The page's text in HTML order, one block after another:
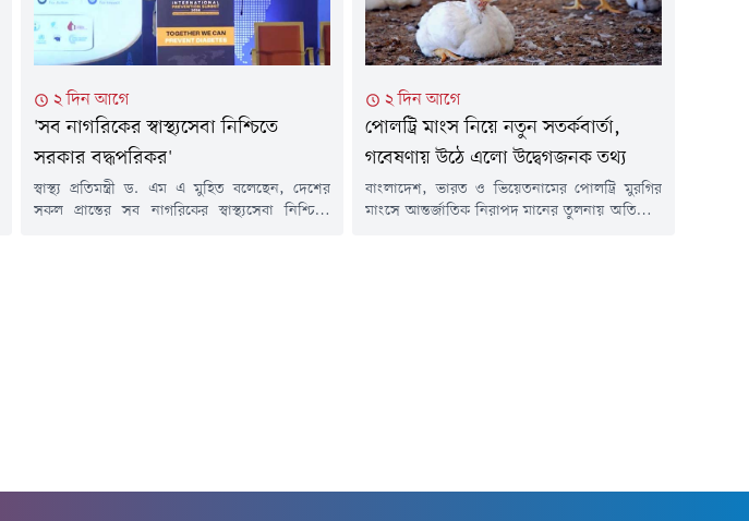
২ দিন আগে
'সব নাগরিকের স্বাস্থ্যসেবা নিশ্চিতে
সরকার বদ্ধপরিকর'
স্বাস্থ্য প্রতিমন্ত্রী ড. এম এ মুহিত বলেছেন, দেশের
সকল প্রান্তের সব নাগরিকের স্বাস্থ্যসেবা নিশ্চিতে
২ দিন আগে
পোলট্রি মাংস নিয়ে নতুন সতর্কবার্তা,
গবেষণায় উঠে এলো উদ্বেগজনক তথ্য
বাংলাদেশ, ভারত ও ভিয়েতনামের পোলট্রি মুরগির
মাংসে আন্তর্জাতিক নিরাপদ মানের তুলনায় অতিরিক্ত